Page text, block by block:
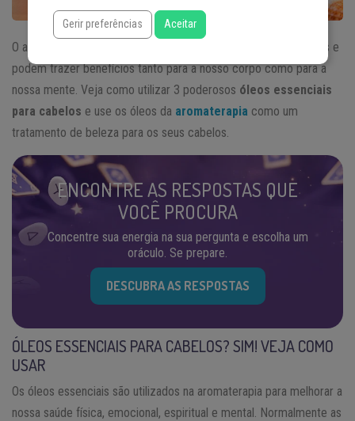
O artigo de hoje mostra como os óleos essenciais são versáteis e
podem trazer benefícios tanto para a nosso corpo como para a
nossa mente. Veja como utilizar 3 poderosos óleos essenciais
para cabelos e use os óleos da aromaterapia como um
tratamento de beleza para os seus cabelos.
ENCONTRE AS RESPOSTAS QUE
VOCÊ PROCURA
Concentre sua energia na sua pergunta e escolha um
oráculo. Se prepare.
DESCUBRA AS RESPOSTAS
ÓLEOS ESSENCIAIS PARA CABELOS? SIM! VEJA COMO
USAR
Os óleos essenciais são utilizados na aromaterapia para melhorar a
nossa saúde física, emocional, espiritual e mental. Normalmente as
Gerir preferências Aceitar